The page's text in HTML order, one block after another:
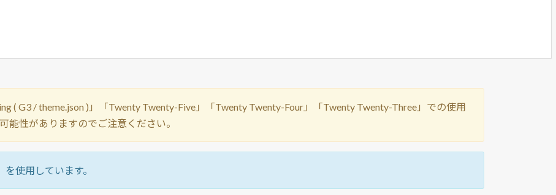
( G3 / theme.json )」「Twenty Twenty-Five」「Twenty Twenty-Four」「Twenty Twenty-Three」での使用
能性がありますのでご注意ください。
使用しています。